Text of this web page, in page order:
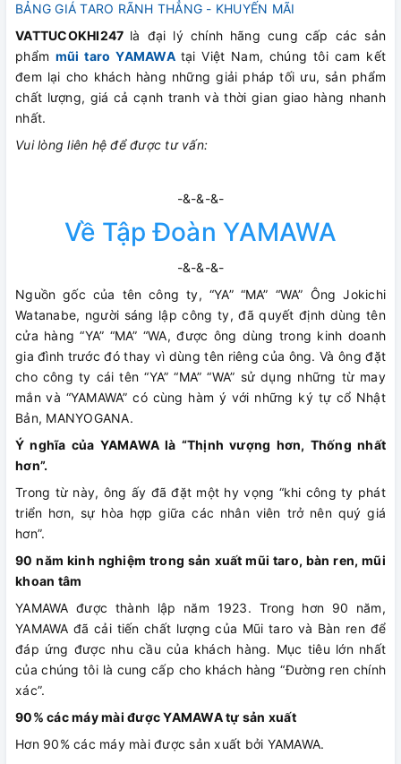
BẢNG GIÁ TARO RÃNH THẲNG - KHUYẾN MÃI
VATTUCOKHI247 là đại lý chính hãng cung cấp các sản
phẩm mũi taro YAMAWA tại Việt Nam, chúng tôi cam kết
đem lại cho khách hàng những giải pháp tối ưu, sản phẩm
chất lượng, giá cả cạnh tranh và thời gian giao hàng nhanh
nhất.
Vui lòng liên hệ để được tư vấn:
-&-&-&-
Về Tập Đoàn YAMAWA
-&-&-&-
Nguồn gốc của tên công ty, “YA” “MA” “WA” Ông Jokichi
Watanabe, người sáng lập công ty, đã quyết định dùng tên
cửa hàng “YA” “MA” “WA, được ông dùng trong kinh doanh
gia đình trước đó thay vì dùng tên riêng của ông. Và ông đặt
cho công ty cái tên “YA” “MA” “WA” sử dụng những từ may
mắn và “YAMAWA” có cùng hàm ý với những ký tự cổ Nhật
Bản, MANYOGANA.
Ý nghĩa của YAMAWA là “Thịnh vượng hơn, Thống nhất
hơn”.
Trong từ này, ông ấy đã đặt một hy vọng “khi công ty phát
triển hơn, sự hòa hợp giữa các nhân viên trở nên quý giá
hơn”.
90 năm kinh nghiệm trong sản xuất mũi taro, bàn ren, mũi
khoan tâm
YAMAWA được thành lập năm 1923. Trong hơn 90 năm,
YAMAWA đã cải tiến chất lượng của Mũi taro và Bàn ren để
đáp ứng được nhu cầu của khách hàng. Mục tiêu lớn nhất
của chúng tôi là cung cấp cho khách hàng “Đường ren chính
xác”.
90% các máy mài được YAMAWA tự sản xuất
Hơn 90% các máy mài được sản xuất bởi YAMAWA.